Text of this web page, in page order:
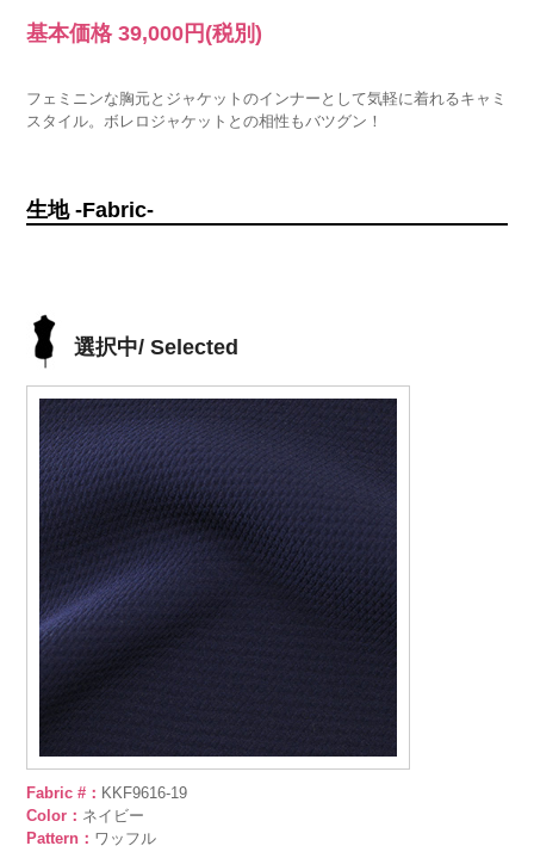
基本価格39,000円 (税別)
フェミニンな胸元とジャケットのインナーとして気軽に着れるキャミ
スタイル。ボレロジャケットとの相性もバツグン！
生地 -Fabric-
選択中/ Selected
Fabric #： KKF9616-19
Color： ネイビー
Pattern： ワッフル